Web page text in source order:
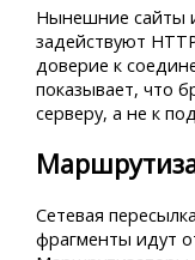
Нынешние сайты
задействуют
доверие к
показывает, что
серверу, а не к
Сетевая
фрагменты идут